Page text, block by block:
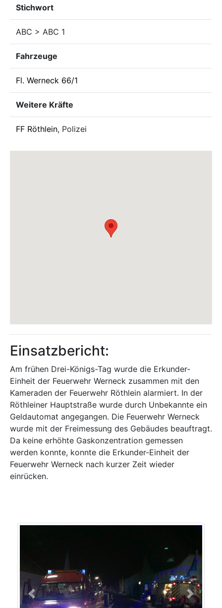
Stichwort
ABC > ABC 1
Fahrzeuge
Fl. Werneck 66/1
Weitere Kräfte
FF Röthlein, Polizei
Einsatzbericht:
Am frühen Drei-Königs-Tag wurde die Erkunder-
Einheit der Feuerwehr Werneck zusammen mit den
Kameraden der Feuerwehr Röthlein alarmiert. In der
Röthleiner Hauptstraße wurde durch Unbekannte ein
Geldautomat angegangen. Die Feuerwehr Werneck
wurde mit der Freimessung des Gebäudes beauftragt.
Da keine erhöhte Gaskonzentration gemessen
werden konnte, konnte die Erkunder-Einheit der
Feuerwehr Werneck nach kurzer Zeit wieder
einrücken.
Previous Next